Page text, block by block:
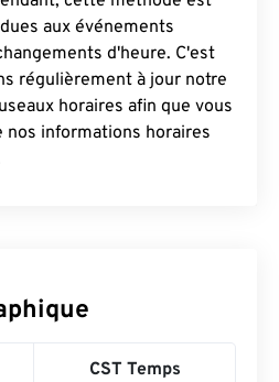
aux événements
d'heure. C'est
régulièrement à jour notre
horaires afin que vous
nos informations horaires
CST Temps